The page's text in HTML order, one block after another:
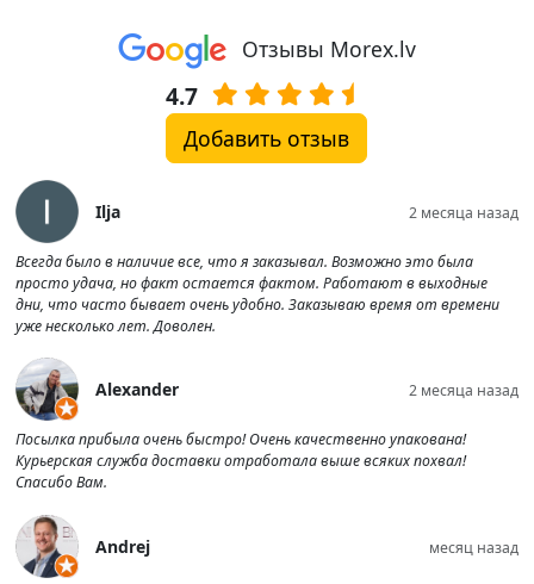
Отзывы Morex.lv
4.7
Добавить отзыв
Ilja 2 месяца назад
Всегда было в наличие все, что я заказывал. Возможно это была
просто удача, но факт остается фактом. Работают в выходные
дни, что часто бывает очень удобно. Заказываю время от времени
уже несколько лет. Доволен.
Alexander 2 месяца назад
Посылка прибыла очень быстро! Очень качественно упакована!
Курьерская служба доставки отработала выше всяких похвал!
Спасибо Вам.
Andrej месяц назад